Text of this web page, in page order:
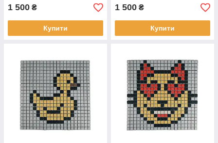
1 500 ₴
Купити
1 500 ₴
Купити